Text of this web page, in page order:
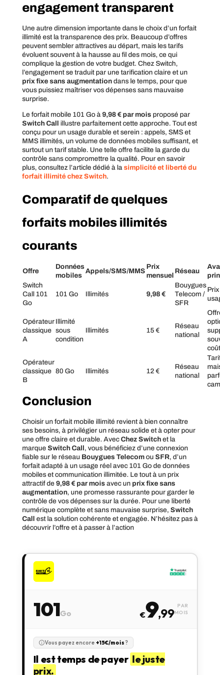
engagement transparent
Une autre dimension importante dans le choix d’un forfait
illimité est la transparence des prix. Beaucoup d’offres
peuvent sembler attractives au départ, mais les tarifs
évoluent souvent à la hausse au fil des mois, ce qui
complique la gestion de votre budget. Chez Switch,
l’engagement se traduit par une tarification claire et un
prix fixe sans augmentationdans le temps, pour que
vous puissiez maîtriser vos dépenses sans mauvaise
surprise.
Le forfait mobile 101 Go à 9,98 € par moisproposé par
Switch Call illustre parfaitement cette approche. Tout est
conçu pour un usage durable et serein : appels, SMS et
MMS illimités, un volume de données mobiles suffisant, et
surtout un tarif stable. Une telle offre facilite la garde du
contrôle sans compromettre la qualité. Pour en savoir
plus, consultez l’article dédié à la simplicité et liberté du
forfait illimité chez Switch.
Comparatif de quelques
forfaits mobiles illimités
courants
Offre
Données
mobiles
Appels/SMS/MMS
Prix
mensuel
Réseau
Switch
Call 101
Go
101 Go Illimités 9,98 €
Bouygues
Telecom /
SFR
Opérateur
classique
A
Illimité
sous
condition
Illimités 15 €
Réseau
national
Opérateur
classique
B
80 Go Illimités 12 €
Réseau
national
Conclusion
Choisir un forfait mobile illimité revient à bien connaître
ses besoins, à privilégier un réseau solide et à opter pour
une offre claire et durable. Avec Chez Switchet la
marque Switch Call, vous bénéficiez d’une connexion
fiable sur le réseau Bouygues Telecomou SFR, d’un
forfait adapté à un usage réel avec 101 Go de données
mobiles et communication illimitée. Le tout à un prix
attractif de 9,98 € par moisavec un prix fixe sans
augmentation, une promesse rassurante pour garder le
contrôle de vos dépenses sur la durée. Pour une liberté
numérique complète et sans mauvaise surprise, Switch
Call est la solution cohérente et engagée. N’hésitez pas à
découvrir l’offre et à passer à l’action
101Go €9,99
PAR
MOIS
Vous payez encore +15€/mois?
Il est temps de payer le juste
prix.